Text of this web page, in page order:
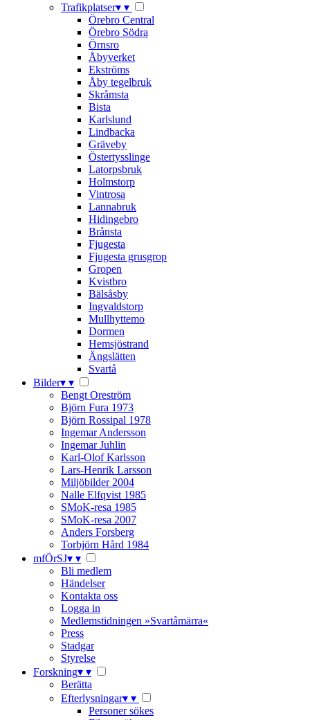
Trafikplatser▾ ▾
Örebro Central
Örebro Södra
Örnsro
Åbyverket
Ekströms
Åby tegelbruk
Skråmsta
Bista
Karlslund
Lindbacka
Gräveby
Östertysslinge
Latorpsbruk
Holmstorp
Vintrosa
Lannabruk
Hidingebro
Brånsta
Fjugesta
Fjugesta grusgrop
Gropen
Kvistbro
Bälsåsby
Ingvaldstorp
Mullhyttemo
Dormen
Hemsjöstrand
Ängslätten
Svartå
Bilder▾ ▾
Bengt Oreström
Björn Fura 1973
Björn Rossipal 1978
Ingemar Andersson
Ingemar Juhlin
Karl-Olof Karlsson
Lars-Henrik Larsson
Miljöbilder 2004
Nalle Elfqvist 1985
SMoK-resa 1985
SMoK-resa 2007
Anders Forsberg
Torbjörn Hård 1984
mfÖrSJ▾ ▾
Bli medlem
Händelser
Kontakta oss
Logga in
Medlemstidningen »Svartåmärra«
Press
Stadgar
Styrelse
Forskning▾ ▾
Berätta
Efterlysningar▾ ▾
Personer sökes